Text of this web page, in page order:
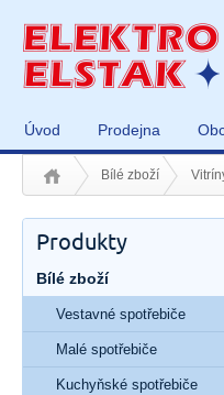
Úvod Prodejna
Bílé zboží
Produkty
Bílé zboží
Vestavné spotřebiče
Malé spotřebiče
Kuchyňské spotřebiče